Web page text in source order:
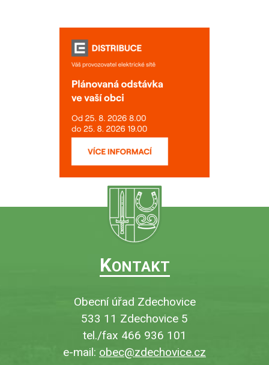
KONTAKT
Obecní úřad Zdechovice
533 11 Zdechovice 5
tel./fax 466 936 101
e-mail: obec@zdechovice.cz